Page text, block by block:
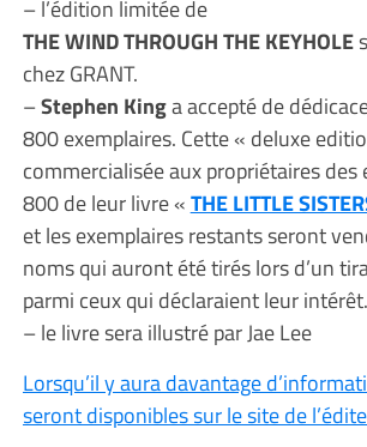
– l’édition limitée de
THE WIND THROUGH THE KEYHOLE
chez GRANT.
–Stephen Kinga accepté de
800 exemplaires. Cette « deluxe
commercialisée aux propriétaires des
800 de leur livre «THE LITTLE
et les exemplaires restants seront
noms qui auront été tirés lors d’un
parmi ceux qui déclaraient leur intérêt.
– le livre sera illustré par Jae Lee
Lorsqu’il y aura davantage
seront disponibles sur le site de